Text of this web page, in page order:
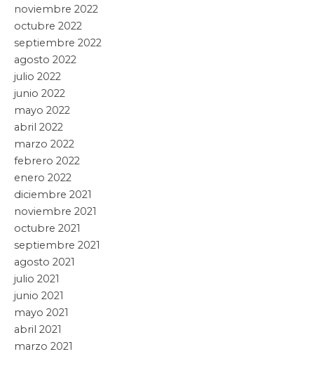
noviembre 2022
octubre 2022
septiembre 2022
agosto 2022
julio 2022
junio 2022
mayo 2022
abril 2022
marzo 2022
febrero 2022
enero 2022
diciembre 2021
noviembre 2021
octubre 2021
septiembre 2021
agosto 2021
julio 2021
junio 2021
mayo 2021
abril 2021
marzo 2021